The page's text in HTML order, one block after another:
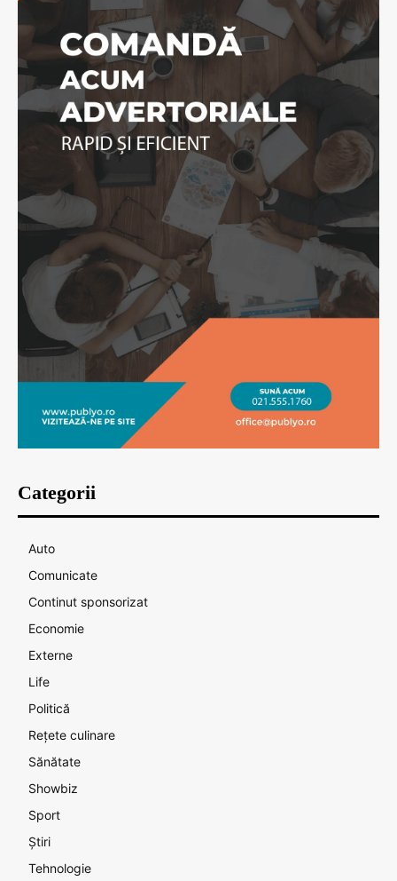
Categorii
Auto
Comunicate
Continut sponsorizat
Economie
Externe
Life
Politică
Rețete culinare
Sănătate
Showbiz
Sport
Știri
Tehnologie